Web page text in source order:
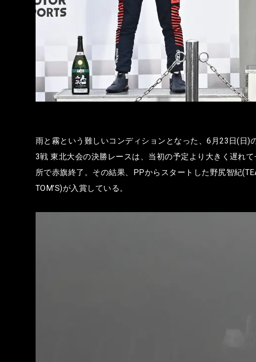
雨と霧という難しいコンディションとなった、6月23日(日)
3戦 東北大会の決勝レースは、当初の予定より大きく遅れ
所で赤旗終了。その結果、PPからスタートした野尻智紀
TOM’S)が入賞している。